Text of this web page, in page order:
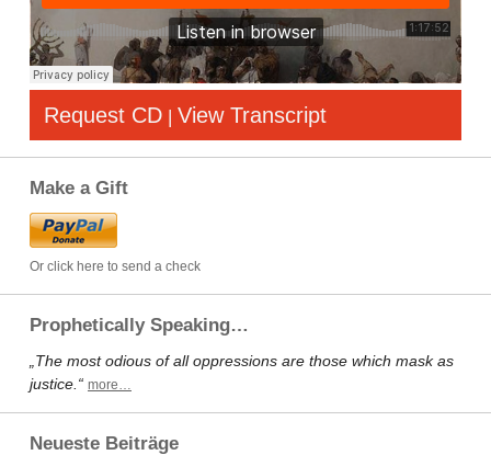
Request CD | View Transcript
Make a Gift
Or click here to send a check
Prophetically Speaking…
„The most odious of all oppressions are those which mask as
justice.“ more…
Neueste Beiträge